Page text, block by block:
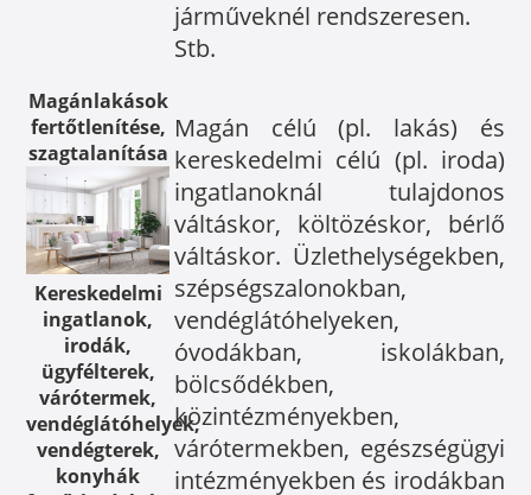
járműveknél rendszeresen.
Stb.
Magánlakások
fertőtlenítése,
szagtalanítása
Kereskedelmi
ingatlanok,
irodák,
ügyfélterek,
várótermek,
vendéglátóhelyek,
vendégterek,
konyhák
Magán célú (pl. lakás) és
kereskedelmi célú (pl. iroda)
ingatlanoknál tulajdonos
váltáskor, költözéskor, bérlő
váltáskor. Üzlethelységekben,
szépségszalonokban,
vendéglátóhelyeken,
óvodákban, iskolákban,
bölcsődékben,
közintézményekben,
várótermekben, egészségügyi
intézményekben és irodákban